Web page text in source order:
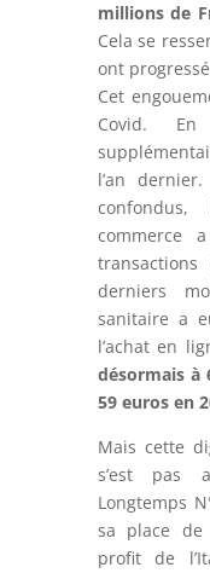
millions de
Cela se
ont
Cet
Covid.
l’an
commerce
derniers
sanitaire a
l’achat en
désormais à
59 euros en
Mais cette
s’est pas
Longtemps
sa place de
profit de